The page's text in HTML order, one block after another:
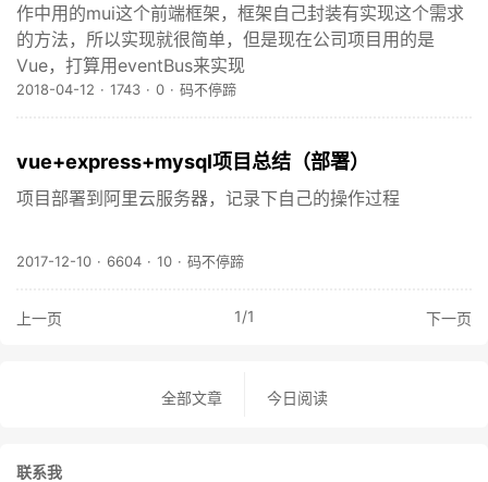
作中用的mui这个前端框架，框架自己封装有实现这个需求
的方法，所以实现就很简单，但是现在公司项目用的是
Vue，打算用eventBus来实现
2018-04-12 · 1743 · 0 · 码不停蹄
vue+express+mysql项目总结（部署）
项目部署到阿里云服务器，记录下自己的操作过程
2017-12-10 · 6604 · 10 · 码不停蹄
上一页 1/1 下一页
全部文章 今日阅读
联系我